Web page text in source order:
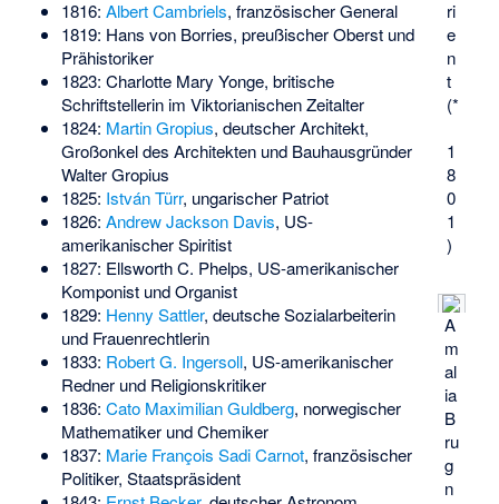
ri
e
n
t
(*
1
8
0
1
)
A
m
al
ia
B
ru
g
n
1816: Albert Cambriels, französischer General
1819: Hans von Borries, preußischer Oberst und
Prähistoriker
1823: Charlotte Mary Yonge, britische
Schriftstellerin im Viktorianischen Zeitalter
1824: Martin Gropius, deutscher Architekt,
Großonkel des Architekten und Bauhausgründer
Walter Gropius
1825: István Türr, ungarischer Patriot
1826: Andrew Jackson Davis, US-
amerikanischer Spiritist
1827: Ellsworth C. Phelps, US-amerikanischer
Komponist und Organist
1829: Henny Sattler, deutsche Sozialarbeiterin
und Frauenrechtlerin
1833: Robert G. Ingersoll, US-amerikanischer
Redner und Religionskritiker
1836: Cato Maximilian Guldberg, norwegischer
Mathematiker und Chemiker
1837: Marie François Sadi Carnot, französischer
Politiker, Staatspräsident